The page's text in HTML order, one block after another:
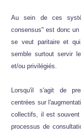
Au sein de ces
consensus" est donc
se veut paritaire et
semble surtout servir
et/ou privilégiés.
Lorsqu'il s'agit de
centrées sur
collectifs, il est
processus de